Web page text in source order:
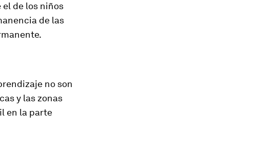
de los niños
de las
no son
y las zonas
en la parte